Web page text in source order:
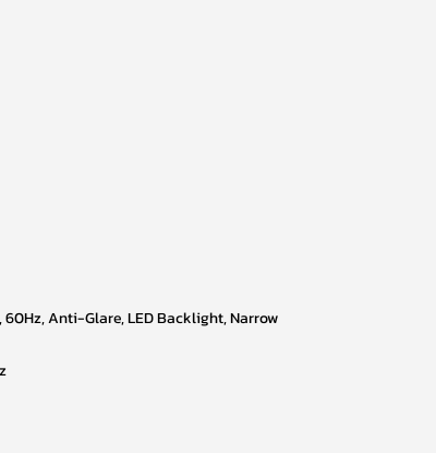
60Hz, Anti-Glare, LED Backlight, Narrow